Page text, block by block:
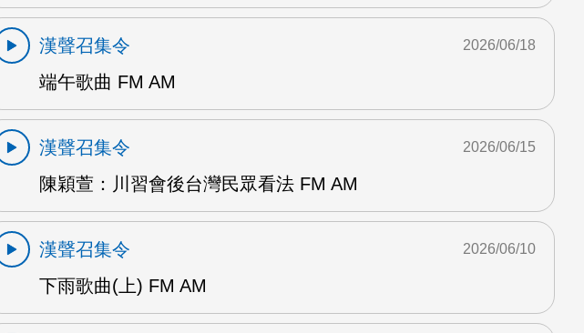
漢聲召集令
端午歌曲 FM AM
2026/06/18
漢聲召集令
陳穎萱：川習會後台灣民眾看法 FM AM
2026/06/15
漢聲召集令
下雨歌曲(上) FM AM
2026/06/10